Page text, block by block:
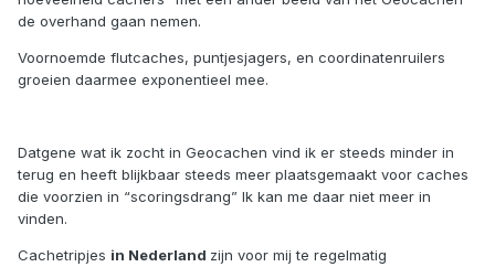
de overhand gaan nemen.
Voornoemde flutcaches, puntjesjagers, en coordinatenruilers
groeien daarmee exponentieel mee.
Datgene wat ik zocht in Geocachen vind ik er steeds minder in
terug en heeft blijkbaar steeds meer plaatsgemaakt voor caches
die voorzien in “scoringsdrang” Ik kan me daar niet meer in
vinden.
Cachetripjes in Nederland zijn voor mij te regelmatig